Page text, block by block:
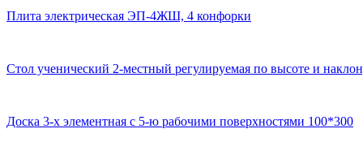
Плита электрическая ЭП-4ЖШ, 4 конфорки
Стол ученический 2-местный регулируемая по высоте и
Доска 3-х элементная с 5-ю рабочими поверхностями 100*300